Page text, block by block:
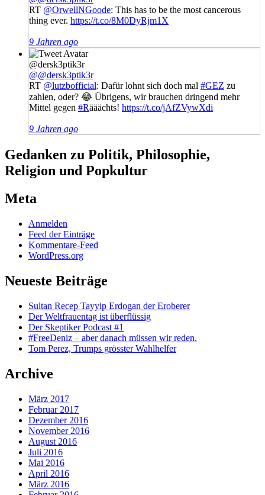
RT @OrwellNGoode: This has to be the most cancerous
thing ever. https://t.co/8M0DyRjm1X
9 Jahren ago
@dersk3ptik3r
@@dersk3ptik3r
RT @lutzbofficial: Dafür lohnt sich doch mal #GEZ zu
zahlen, oder? 😂 Übrigens, wir brauchen dringend mehr
Mittel gegen #Rääächts! https://t.co/jAfZVywXdi
9 Jahren ago
Gedanken zu Politik, Philosophie,
Religion und Popkultur
Meta
Anmelden
Feed der Einträge
Kommentare-Feed
WordPress.org
Neueste Beiträge
Sultan Recep Tayyip Erdogan der Eroberer
Der Weltfrauentag ist überflüssig
Der Skeptiker Podcast #1
#FreeDeniz – aber danach müssen wir reden.
Tom Perez, Trumps grösster Wahlhelfer
Archive
März 2017
Februar 2017
Dezember 2016
November 2016
August 2016
Juli 2016
Mai 2016
April 2016
März 2016